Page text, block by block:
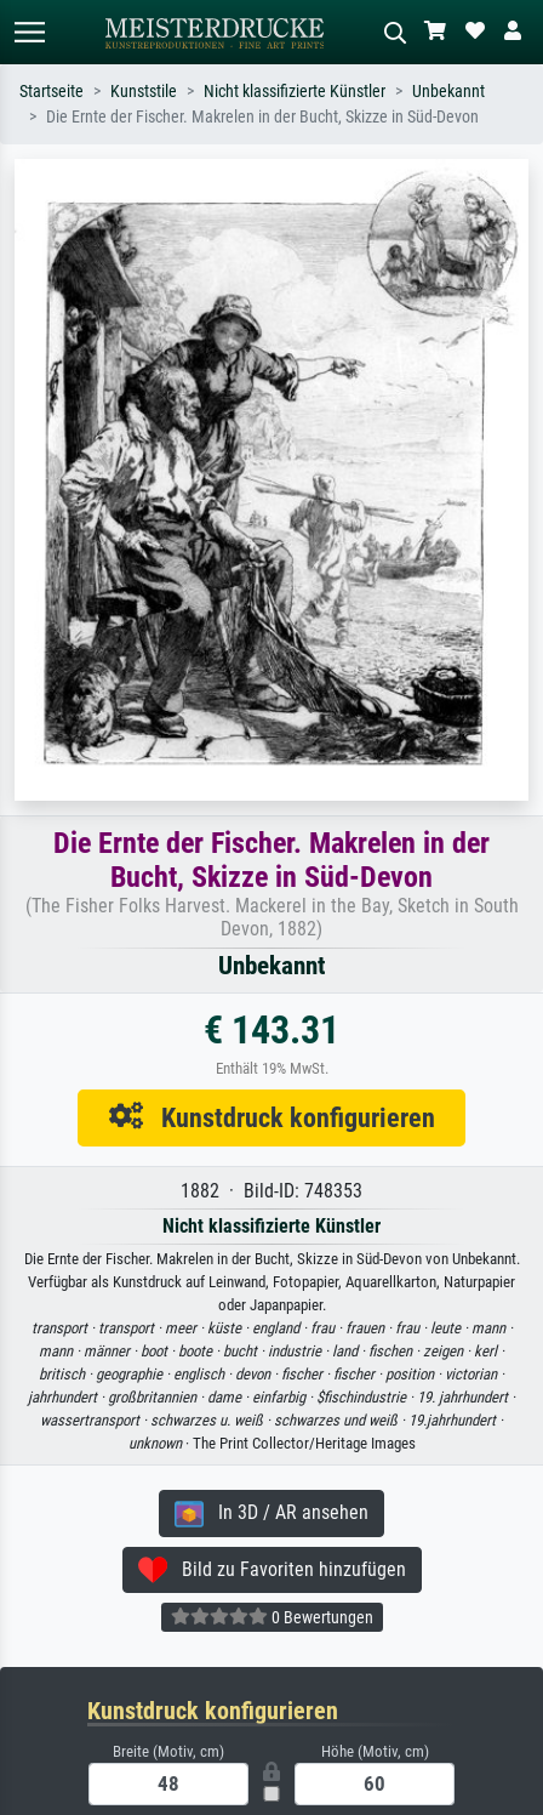
oder Stilen – z.B. Monet,
Sternennacht, Impressionismus, Welle
Hokusai, Akt.
Beschreiben Sie die Szene – z.B. Grüne
Wiese, Abstrakt mit viel Rot, Dunkles
Ölgemälde, Stehender Akt neben einem
Baum.
Startseite Kunststile Nicht klassifizierte Künstler
Unbekannt
Die Ernte der Fischer. Makrelen in der Bucht, Skizze in Süd-Devon
Die Ernte der Fischer. Makrelen in der
Bucht, Skizze in Süd-Devon
(The Fisher Folks Harvest. Mackerel in the Bay, Sketch in South
Devon, 1882)
Unbekannt
€ 143.31
Enthält 19% MwSt.
Kunstdruck konfigurieren
1882 · Bild-ID: 748353
Nicht klassifizierte Künstler
Die Ernte der Fischer. Makrelen in der Bucht, Skizze in Süd-Devon von Unbekannt.
Verfügbar als Kunstdruck auf Leinwand, Fotopapier, Aquarellkarton, Naturpapier
oder Japanpapier.
transport · transport · meer · küste · england · frau · frauen · frau · leute · mann ·
mann · männer · boot · boote · bucht · industrie · land · fischen · zeigen · kerl ·
britisch · geographie · englisch · devon · fischer · fischer · position · victorian ·
jahrhundert · großbritannien · dame · einfarbig · $fischindustrie · 19. jahrhundert ·
wassertransport · schwarzes u. weiß · schwarzes und weiß · 19.jahrhundert ·
unknown· The Print Collector/Heritage Images
In 3D / AR ansehen
Bild zu Favoriten hinzufügen
0 Bewertungen
Kunstdruck konfigurieren
Breite (Motiv, cm) Höhe (Motiv, cm)